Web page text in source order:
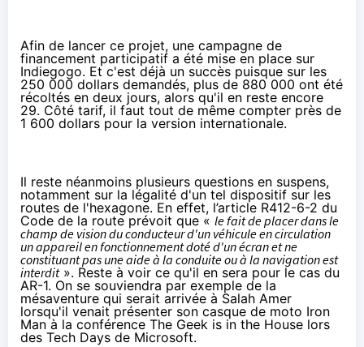
Afin de lancer ce projet, une campagne de
financement participatif a été mise en place sur
Indiegogo. Et c'est déjà un succès puisque sur les
250 000 dollars demandés, plus de 880 000 ont été
récoltés en deux jours, alors qu'il en reste encore
29. Côté tarif, il faut tout de même compter près de
1 600 dollars pour la version internationale.
Il reste néanmoins plusieurs questions en suspens,
notamment sur la légalité d'un tel dispositif sur les
routes de l'hexagone. En effet, l’article R412-6-2 du
Code de la route prévoit que « le fait de placer dans le
champ de vision du conducteur d'un véhicule en circulation
un appareil en fonctionnement doté d'un écran et ne
constituant pas une aide à la conduite ou à la navigation est
interdit». Reste à voir ce qu'il en sera pour le cas du
AR-1. On se souviendra par exemple de la
mésaventure qui serait arrivée à Salah Amer
lorsqu'il venait présenter son casque de moto Iron
Man à la conférence The Geek is in the House lors
des Tech Days de Microsoft.